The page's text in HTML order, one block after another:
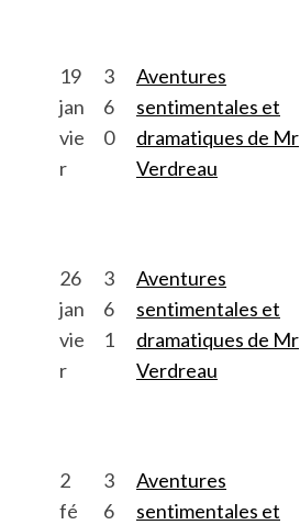
19
jan
vie
r
3
6
0
Aventures
sentimentales et
dramatiques de Mr
Verdreau
26
jan
vie
r
3
6
1
Aventures
sentimentales et
dramatiques de Mr
Verdreau
2
fé
3
6
Aventures
sentimentales et